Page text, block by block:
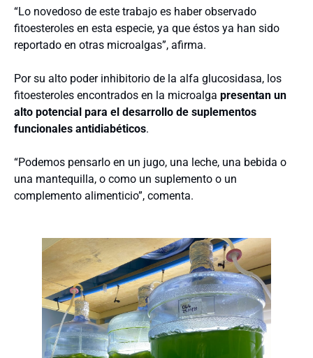
“Lo novedoso de este trabajo es haber observado
fitoesteroles en esta especie, ya que éstos ya han sido
reportado en otras microalgas”, afirma.
Por su alto poder inhibitorio de la alfa glucosidasa, los
fitoesteroles encontrados en la microalga presentan un
alto potencial para el desarrollo de suplementos
funcionales antidiabéticos.
“Podemos pensarlo en un jugo, una leche, una bebida o
una mantequilla, o como un suplemento o un
complemento alimenticio”, comenta.